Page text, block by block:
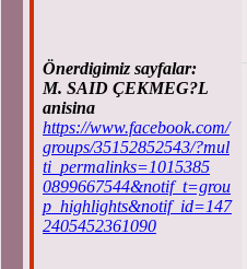
Önerdigimiz sayfalar:
M. SAID ÇEKMEG?L
anisina
https://www.facebook.com/
groups/35152852543/?mul
ti_permalinks=1015385
0899667544&notif_t=grou
p_highlights&notif_id=147
2405452361090